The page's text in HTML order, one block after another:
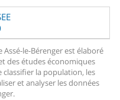
Assé-le-Bérenger est élaboré
des études économiques
classifier la population, les
et analyser les données